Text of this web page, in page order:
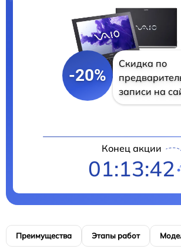
-20%
Скидка по
записи на
Конец акции
01:13:41
Преимущества Этапы работ